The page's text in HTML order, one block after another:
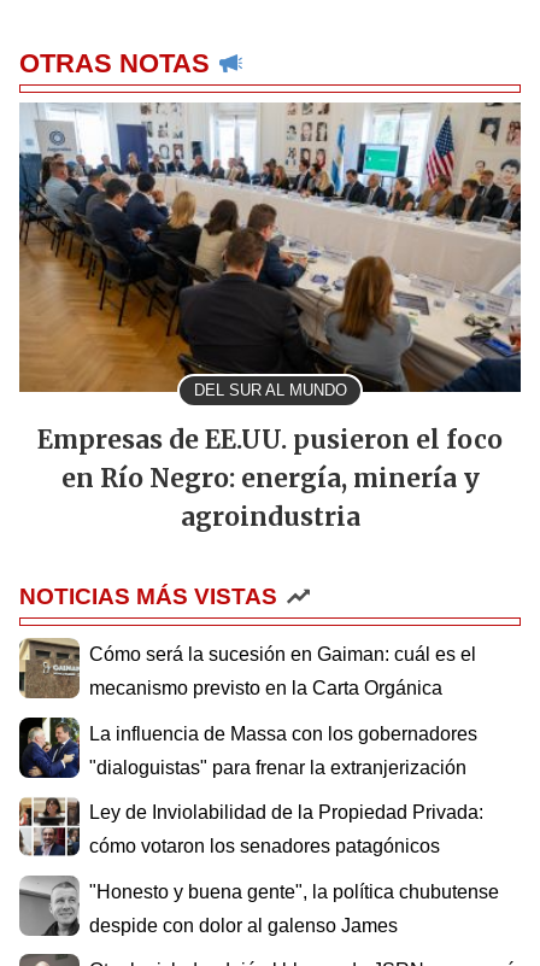
OTRAS NOTAS
DEL SUR AL MUNDO
Empresas de EE.UU. pusieron el foco
en Río Negro: energía, minería y
agroindustria
NOTICIAS MÁS VISTAS
Cómo será la sucesión en Gaiman: cuál es el
mecanismo previsto en la Carta Orgánica
La influencia de Massa con los gobernadores
"dialoguistas" para frenar la extranjerización
Ley de Inviolabilidad de la Propiedad Privada:
cómo votaron los senadores patagónicos
"Honesto y buena gente", la política chubutense
despide con dolor al galenso James